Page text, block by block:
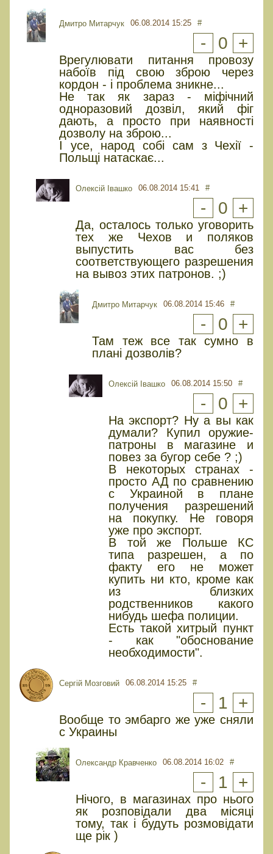
Дмитро Митарчук 06.08.2014 15:25 #
- 0 +
Врегулювати питання провозу
набоїв під свою зброю через
кордон - і проблема зникне...
Не так як зараз - міфічний
одноразовий дозвіл, який фіг
дають, а просто при наявності
дозволу на зброю...
І усе, народ собі сам з Чехії -
Польщі натаскає...
Олексій Івашко 06.08.2014 15:41 #
- 0 +
Да, осталось только уговорить
тех же Чехов и поляков
выпустить вас без
соответствующего разрешения
на вывоз этих патронов. ;)
Дмитро Митарчук 06.08.2014 15:46 #
- 0 +
Там теж все так сумно в
плані дозволів?
Олексій Івашко 06.08.2014 15:50 #
- 0 +
На экспорт? Ну а вы как
думали? Купил оружие-
патроны в магазине и
повез за бугор себе ? ;)
В некоторых странах -
просто АД по сравнению
с Украиной в плане
получения разрешений
на покупку. Не говоря
уже про экспорт.
В той же Польше КС
типа разрешен, а по
факту его не может
купить ни кто, кроме как
из близких
родственников какого
нибудь шефа полиции.
Есть такой хитрый пункт
- как "обоснование
необходимости".
Сергій Мозговий 06.08.2014 15:25 #
- 1 +
Вообще то эмбарго же уже сняли
с Украины
Олександр Кравченко 06.08.2014 16:02 #
- 1 +
Нічого, в магазинах про нього
як розповідали два місяці
тому, так і будуть розмовідати
ще рік )